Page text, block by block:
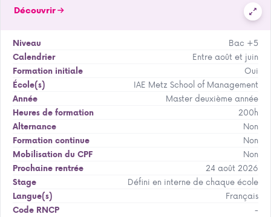
Découvrir
Niveau
Bac +5
Calendrier
Entre août et juin
Formation initiale
Oui
École(s)
IAE Metz School of Management
Année
Master deuxième année
Heures de formation
200h
Alternance
Non
Formation continue
Non
Mobilisation du CPF
Non
Prochaine rentrée
24 août 2026
Stage
Défini en interne de chaque école
Langue(s)
Français
Code RNCP
-